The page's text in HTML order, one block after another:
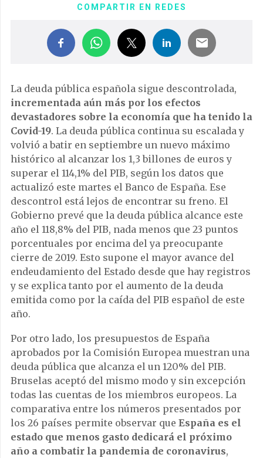
COMPARTIR EN REDES
La deuda pública española sigue descontrolada,
incrementada aún más por los efectos
devastadores sobre la economía que ha tenido la
Covid-19. La deuda pública continua su escalada y
volvió a batir en septiembre un nuevo máximo
histórico al alcanzar los 1,3 billones de euros y
superar el 114,1% del PIB, según los datos que
actualizó este martes el Banco de España. Ese
descontrol está lejos de encontrar su freno. El
Gobierno prevé que la deuda pública alcance este
año el 118,8% del PIB, nada menos que 23 puntos
porcentuales por encima del ya preocupante
cierre de 2019. Esto supone el mayor avance del
endeudamiento del Estado desde que hay registros
y se explica tanto por el aumento de la deuda
emitida como por la caída del PIB español de este
año.
Por otro lado, los presupuestos de España
aprobados por la Comisión Europea muestran una
deuda pública que alcanza el un 120% del PIB.
Bruselas aceptó del mismo modo y sin excepción
todas las cuentas de los miembros europeos. La
comparativa entre los números presentados por
los 26 países permite observar que España es el
estado que menos gasto dedicará el próximo
año a combatir la pandemia de coronavirus,